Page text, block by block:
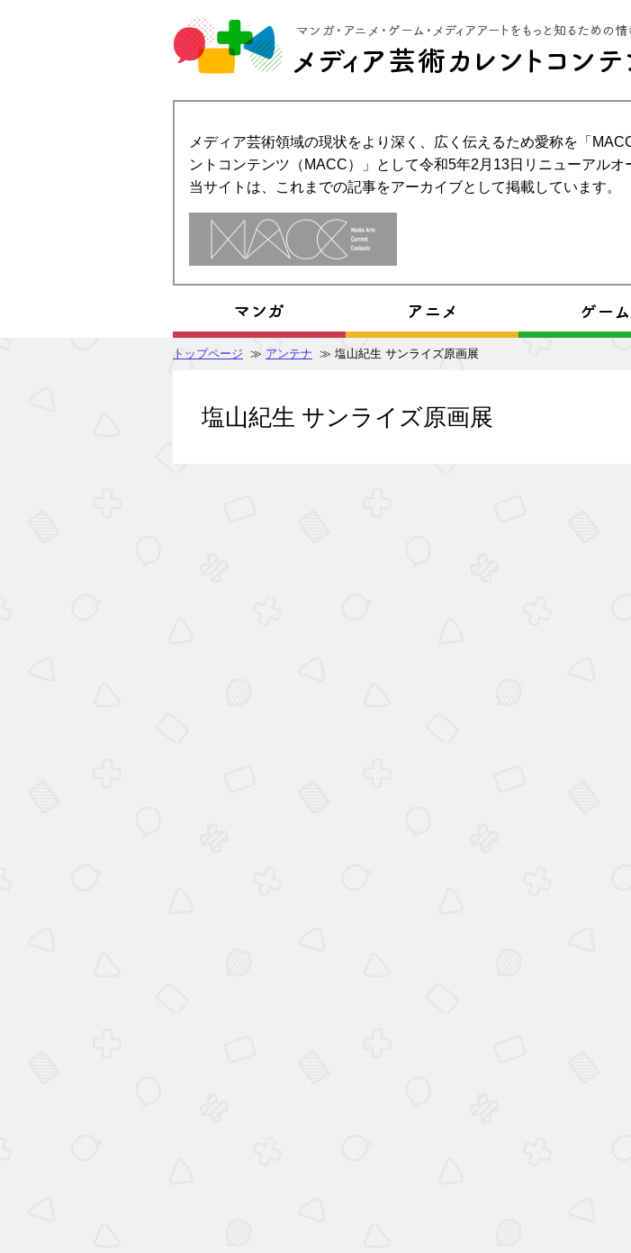
メディア芸術領域の現状をより深く、広く伝えるため愛称を「
ントコンテンツ（MACC）」として令和5年2月13日リニューアルオ
当サイトは、これまでの記事をアーカイブとして掲載しています。
トップページ ≫ アンテナ ≫ 塩山紀生 サンライズ原画展
塩山紀生 サンライズ原画展